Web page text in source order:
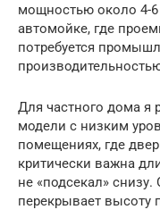
мощностью около 4-6
автомойке, где
потребуется
Для частного дома я
модели с низким
помещениях, где
критически важна
не «подсекал»
перекрывает высоту